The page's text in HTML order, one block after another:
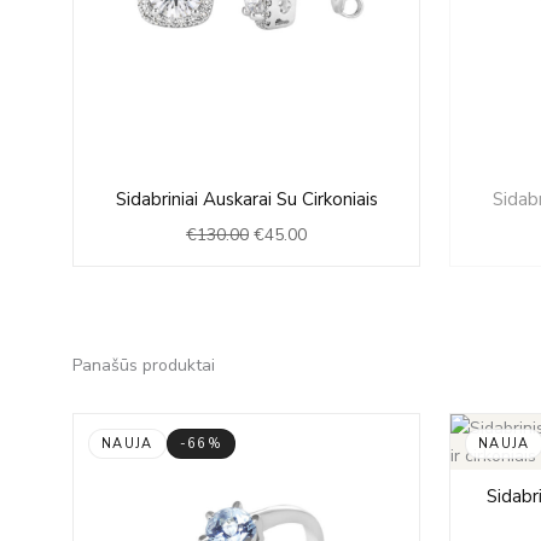
Sidabriniai Auskarai Su Cirkoniais
€130.00
price
was:
€45.00
price
is:
Panašūs produktai
NAUJA -66% NAUJA